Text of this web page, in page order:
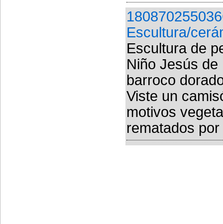
Escultura/
Escultura de
Niño Jesús
barroco
Viste un
motivos
rematados